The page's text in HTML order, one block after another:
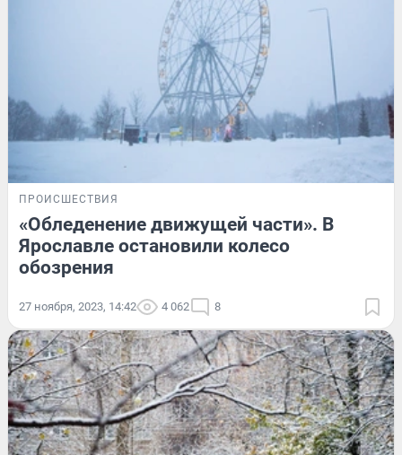
ПРОИСШЕСТВИЯ
«Обледенение движущей части». В
Ярославле остановили колесо
обозрения
27 ноября, 2023, 14:42 4 062 8